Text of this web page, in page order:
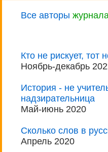
Все авторы
Кто не рискует, тот
Ноябрь-декабрь
История - не
надзирательница
Май-июнь 2020
Сколько слов в
Апрель 2020